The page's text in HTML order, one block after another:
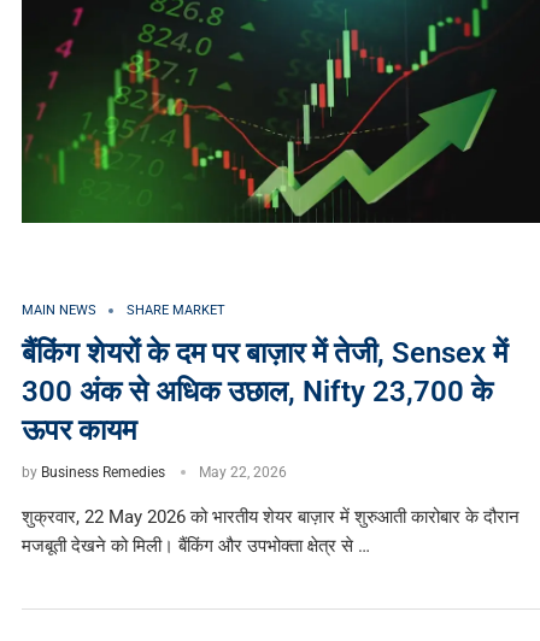
MAIN NEWS SHARE MARKET
बैंकिंग शेयरों के दम पर बाज़ार में तेजी, Sensex में
300 अंक से अधिक उछाल, Nifty 23,700 के
ऊपर कायम
by Business Remedies May 22, 2026
शुक्रवार, 22 May 2026 को भारतीय शेयर बाज़ार में शुरुआती कारोबार के दौरान
मजबूती देखने को मिली। बैंकिंग और उपभोक्ता क्षेत्र से …